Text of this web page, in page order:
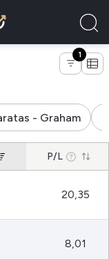
segmento 1
- Graham
P/L
20,35
8,01